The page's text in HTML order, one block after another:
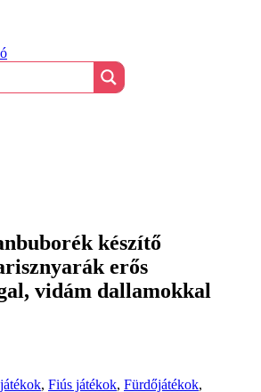
készítő
erős
vidám dallamokkal
, Fiús játékok, Fürdőjátékok,